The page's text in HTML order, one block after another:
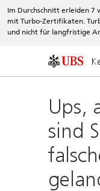
Im Durchschnitt erleiden 7
mit Turbo-Zertifikaten.
und nicht für langfristige
Ups,
sind